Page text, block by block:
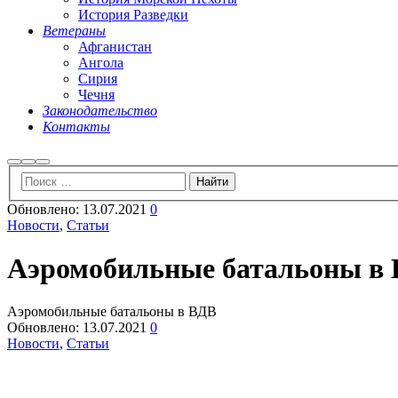
История Разведки
Ветераны
Афганистан
Ангола
Сирия
Чечня
Законодательство
Контакты
НайтиБольше
информации
Главное
меню
Обновлено: 13.07.2021 0
Новости, Статьи
Аэромобильные батальоны в
Аэромобильные батальоны в ВДВ
Обновлено: 13.07.2021 0
Новости, Статьи